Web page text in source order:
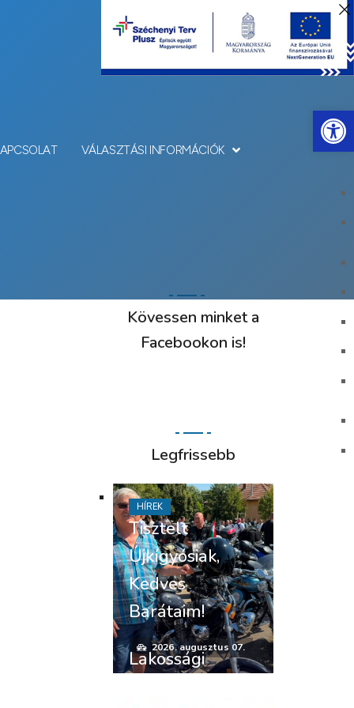
VÁLASZTÁSI INFORMÁCIÓK
Kövessen minket a
Facebookon is!
Legfrissebb
Tisztelt
Újkígyósiak,
Kedves
Barátaim!
2026. augusztus 07.
HÍREK
Lakossági